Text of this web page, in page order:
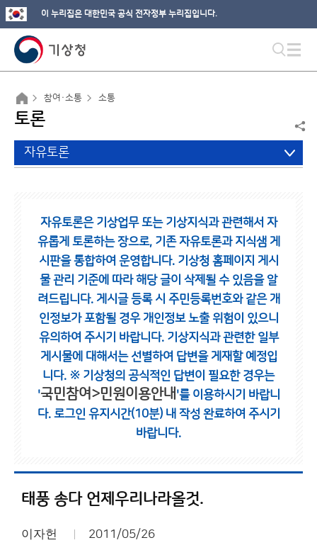
이 누리집은 대한민국 공식 전자정부 누리집입니다.
참여·소통 소통
토론
자유토론
자유토론은 기상업무 또는 기상지식과 관련해서 자
유롭게 토론하는 장으로, 기존 자유토론과 지식샘 게
시판을 통합하여 운영합니다. 기상청 홈페이지 게시
물 관리 기준에 따라 해당 글이 삭제될 수 있음을 알
려드립니다. 게시글 등록 시 주민등록번호와 같은 개
인정보가 포함될 경우 개인정보 노출 위험이 있으니
유의하여 주시기 바랍니다. 기상지식과 관련한 일부
게시물에 대해서는 선별하여 답변을 게재할 예정입
니다. ※ 기상청의 공식적인 답변이 필요한 경우는
'국민참여>민원이용안내 '를 이용하시기 바랍니
다. 로그인 유지시간(10분) 내 작성 완료하여 주시기
바랍니다.
태풍 송다 언제우리나라올것.
이자헌 2011/05/26